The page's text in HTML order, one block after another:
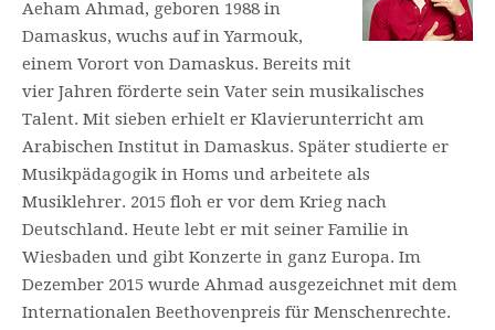
Aeham Ahmad, geboren 1988 in
Damaskus, wuchs auf in Yarmouk,
einem Vorort von Damaskus. Bereits mit
vier Jahren förderte sein Vater sein musikalisches
Talent. Mit sieben erhielt er Klavierunterricht am
Arabischen Institut in Damaskus. Später studierte er
Musikpädagogik in Homs und arbeitete als
Musiklehrer. 2015 floh er vor dem Krieg nach
Deutschland. Heute lebt er mit seiner Familie in
Wiesbaden und gibt Konzerte in ganz Europa. Im
Dezember 2015 wurde Ahmad ausgezeichnet mit dem
Internationalen Beethovenpreis für Menschenrechte.